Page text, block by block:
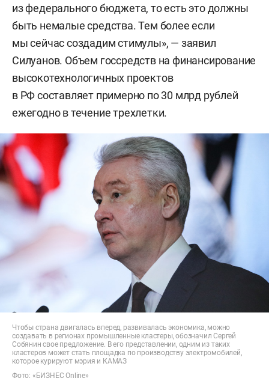
из федерального бюджета, то есть это должны
быть немалые средства. Тем более если
мы сейчас создадим стимулы», — заявил
Силуанов. Объем госсредств на финансирование
высокотехнологичных проектов
в РФ составляет примерно по 30 млрд рублей
ежегодно в течение трехлетки.
Чтобы страна двигалась вперед, развивалась экономика, можно
создавать в регионах промышленные кластеры, обозначил Сергей
Собянин свое предложение. В его представлении, одним из таких
кластеров может стать площадка по производству электромобилей,
которое курируют мэрия и КАМАЗ
Фото: «БИЗНЕС Online»